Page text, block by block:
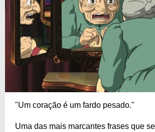
"Um coração é um fardo pesado."
Uma das mais marcantes frases que